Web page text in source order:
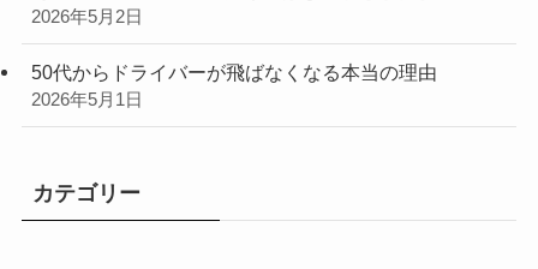
2026年5月2日
50代からドライバーが飛ばなくなる本当の理由
2026年5月1日
カテゴリー